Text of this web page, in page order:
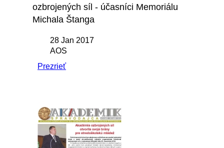
ozbrojených síl - účasníci Memoriálu
Michala Štanga
28 Jan 2017
AOS
Prezrieť